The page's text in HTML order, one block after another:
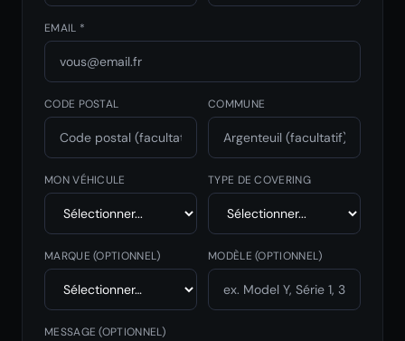
EMAIL *
CODE POSTAL COMMUNE
MON VÉHICULE TYPE DE COVERING
MARQUE(OPTIONNEL) MODÈLE(OPTIONNEL)
MESSAGE (OPTIONNEL)